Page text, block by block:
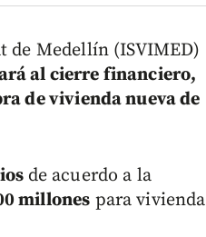
de Medellín (ISVIMED)
al cierre financiero,
de vivienda nueva de
de acuerdo a la
millones para vivienda